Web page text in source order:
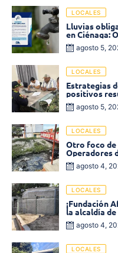
LOCALES
Lluvias
en Ciénaga:
baja presión
agosto 5,
LOCALES
Estrategias
positivos
disminuyó un
agosto 5,
LOCALES
Otro foco de
Operadores
de la calle 19
agosto 4,
LOCALES
¡Fundación
la alcaldía de
limpieza de
Monumental
agosto 4,
LOCALES